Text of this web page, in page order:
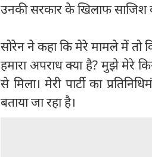
उनकी सरकार के खिलाफ साजिश
सोरेन ने कहा कि मेरे मामले में तो
हमारा अपराध क्या है? मुझे मेरे
से मिला। मेरी पार्टी का
बताया जा रहा है।